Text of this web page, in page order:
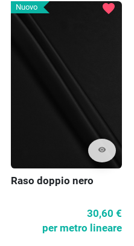
Nuovo
visibility
favorite
Raso doppio nero
30,60 €
per metro lineare